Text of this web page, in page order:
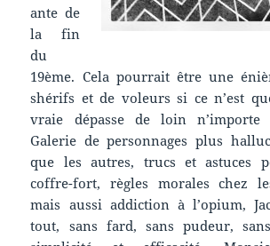
ante de
la fin
du
19ème. Cela pourrait être une
shérifs et de voleurs si ce n’est
vraie dépasse de loin
Galerie de personnages plus
que les autres, trucs et astuces
coffre-fort, règles morales chez
mais aussi addiction à l’opium,
tout, sans fard, sans pudeur,